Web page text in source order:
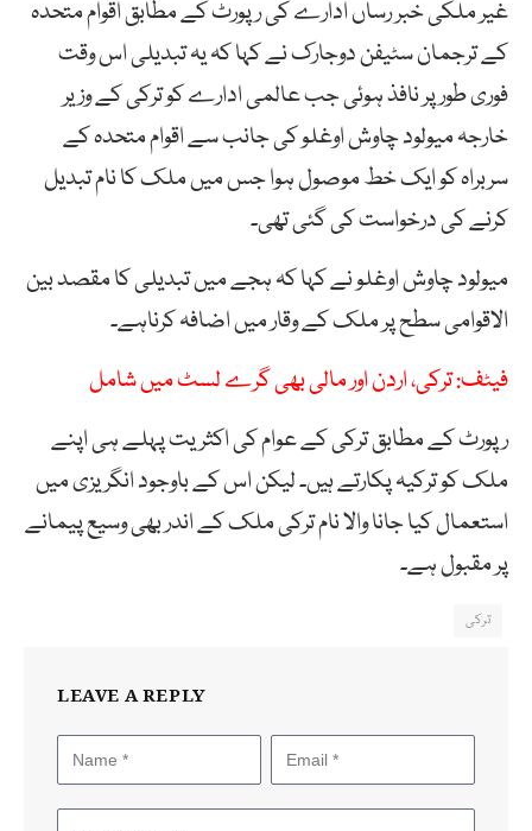
غیر ملکی خبر رساں ادارے کی رپورٹ کے مطابق اقوام متحدہ
کے ترجمان سٹیفن دوجارک نے کہا کہ یہ تبدیلی اس وقت
فوری طور پر نافذ ہوئی جب عالمی ادارے کو ترکی کے وزیر
خارجہ میولود چاوش اوغلو کی جانب سے اقوام متحدہ کے
سربراہ کو ایک خط موصول ہوا جس میں ملک کا نام تبدیل
کرنے کی درخواست کی گئی تھی۔
میولود چاوش اوغلو نے کہا کہ ہجے میں تبدیلی کا مقصد بین
الاقوامی سطح پر ملک کے وقار میں اضافہ کرناہے۔
فیٹف: ترکی، اردن اور مالی بھی گرے لسٹ میں شامل
رپورٹ کے مطابق ترکی کے عوام کی اکثریت پہلے ہی اپنے
ملک کو ترکیہ پکارتے ہیں۔ لیکن اس کے باوجود انگریزی میں
استعمال کیا جانا والا نام ترکی ملک کے اندر بھی وسیع پیمانے
پر مقبول ہے۔
ترکی
LEAVE A REPLY